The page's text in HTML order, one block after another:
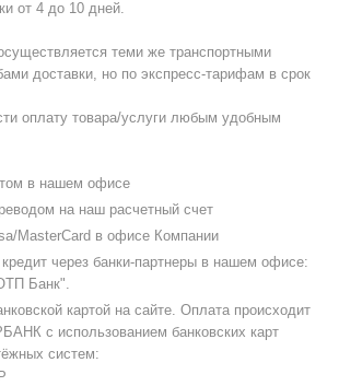
от 4 до 10 дней.
теми же транспортными
доставки, но по экспресс-тарифам в срок
оплату товара/услуги любым удобным
в нашем офисе
на наш расчетный счет
MasterCard в офисе Компании
через банки-партнеры в нашем офисе:
Банк".
картой на сайте. Оплата происходит
с использованием банковских карт
систем: